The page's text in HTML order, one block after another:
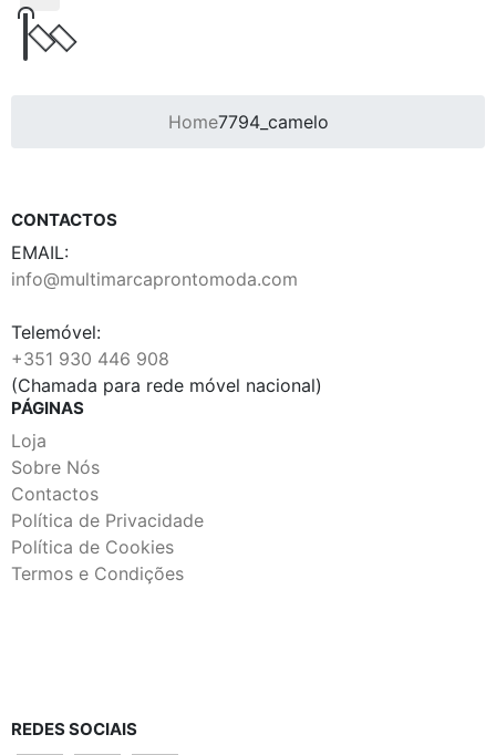
Home7794_camelo
CONTACTOS
EMAIL:
info@multimarcaprontomoda.com
Telemóvel:
+351 930 446 908
(Chamada para rede móvel nacional)
PÁGINAS
Loja
Sobre Nós
Contactos
Política de Privacidade
Política de Cookies
Termos e Condições
REDES SOCIAIS